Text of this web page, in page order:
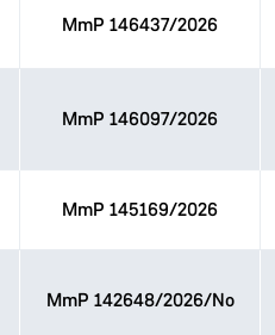
MmP 146437/2026
MmP 146097/2026
MmP 145169/2026
MmP 142648/2026/No